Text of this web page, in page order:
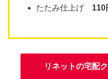
たたみ仕上げ 110
リネットの宅配